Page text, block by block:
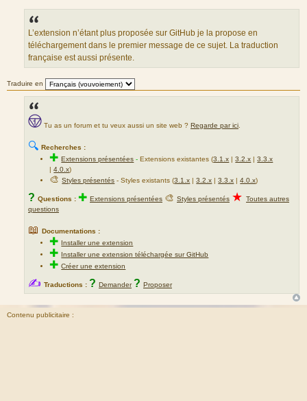
L’extension n’étant plus proposée sur GitHub je la propose en
téléchargement dans le premier message de ce sujet. La traduction
française est aussi présente.
Traduire en
Tu as un forum et tu veux aussi un site web ? Regarde par ici
🔍 Recherches :
✚Extensions présentées -Extensions existantes (3.1.x |3.2.x |3.3.x
|4.0.x)
🎨Styles présentés - Styles existants (3.1.x |3.2.x |3.3.x |4.0.x)
? Questions : ✚ Extensions présentées 🎨 Styles présentés ★ Toutes autres
questions
📖 Documentations :
✚ Installer une extension
✚ Installer une extension téléchargée sur GitHub
✚Créer une extension
✍ Traductions : ? Demander ? Proposer
Contenu publicitaire :